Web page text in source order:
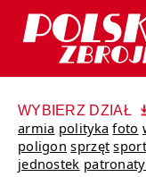
WYBIERZ DZIAŁ
armia polityka foto
poligon sprzęt sport
jednostek